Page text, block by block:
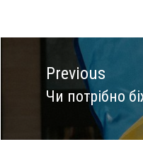
Навигация
записямPrevious
Previous
post:
Чи потрібно